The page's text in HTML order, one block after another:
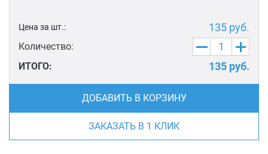
Цена за шт.: 135 руб.
Количество:
ИТОГО:
135 руб.
ДОБАВИТЬ В КОРЗИНУ
ЗАКАЗАТЬ В 1 КЛИК